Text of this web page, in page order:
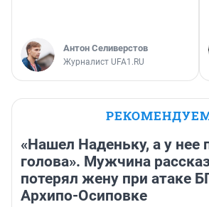
Антон Селиверстов
Журналист UFA1.RU
«Нашел Наденьку, а у нее
голова». Мужчина
потерял жену при атаке
Архипо-Осиповке